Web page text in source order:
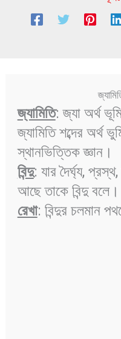
জ্যামিতি: জ্যা অর্থ
জ্যামিতি শব্দের অর্থ
স্থানভিত্তিক জ্ঞান।
বিন্দু: যার দৈর্ঘ্য,
আছে তাকে বিন্দু বলে।
রেখা: বিন্দুর চলমান